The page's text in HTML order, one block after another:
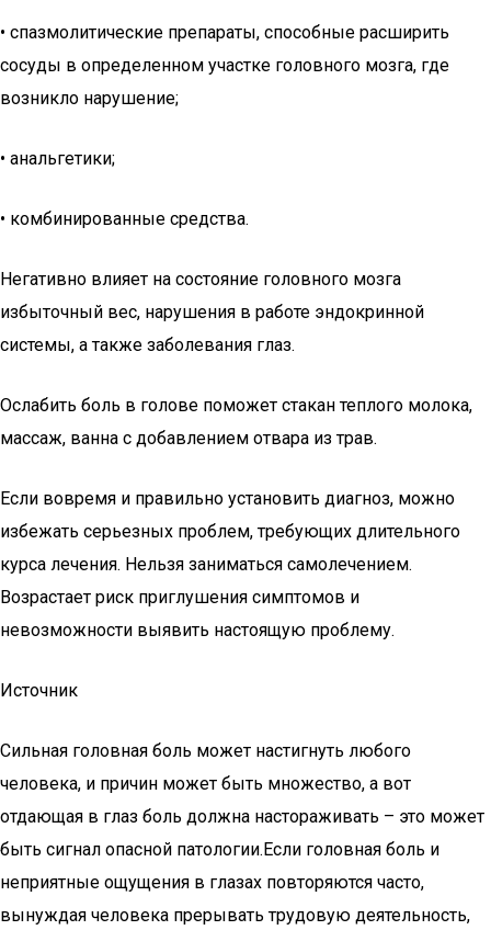
• спазмолитические препараты, способные расширить
сосуды в определенном участке головного мозга, где
возникло нарушение;
• анальгетики;
• комбинированные средства.
Негативно влияет на состояние головного мозга
избыточный вес, нарушения в работе эндокринной
системы, а также заболевания глаз.
Ослабить боль в голове поможет стакан теплого молока,
массаж, ванна с добавлением отвара из трав.
Если вовремя и правильно установить диагноз, можно
избежать серьезных проблем, требующих длительного
курса лечения. Нельзя заниматься самолечением.
Возрастает риск приглушения симптомов и
невозможности выявить настоящую проблему.
Источник
Сильная головная боль может настигнуть любого
человека, и причин может быть множество, а вот
отдающая в глаз боль должна настораживать – это может
быть сигнал опасной патологии.Если головная боль и
неприятные ощущения в глазах повторяются часто,
вынуждая человека прерывать трудовую деятельность,